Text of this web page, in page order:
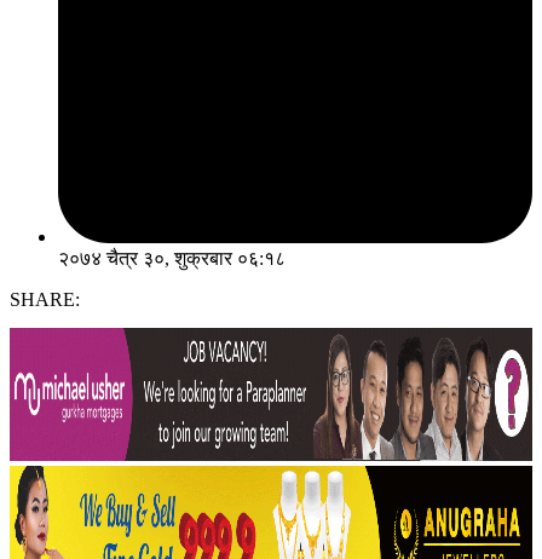
२०७४ चैत्र ३०, शुक्रबार ०६:१८
SHARE: